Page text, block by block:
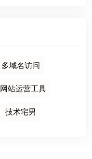
多域名访问
网站运营工具
技术宅男